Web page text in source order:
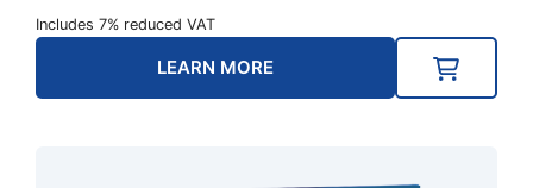
Includes 7% reduced VAT
LEARN MORE